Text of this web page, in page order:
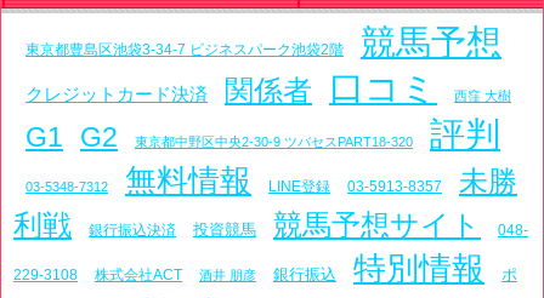
東京都豊島区池袋3-34-7 ビジネスパーク池袋2階 競馬予想
クレジットカード決済 関係者 口コミ 西窪 大樹
G1 G2 東京都中野区中央2-30-9 ツバセスPART18-320 評判
03-5348-7312 無料情報 LINE登録 03-5913-8357
未勝
利戦
銀行振込決済 投資競馬 競馬予想サイト 048-
229-3108 株式会社ACT 酒井 朋彦 銀行振込 特別情報 ポ